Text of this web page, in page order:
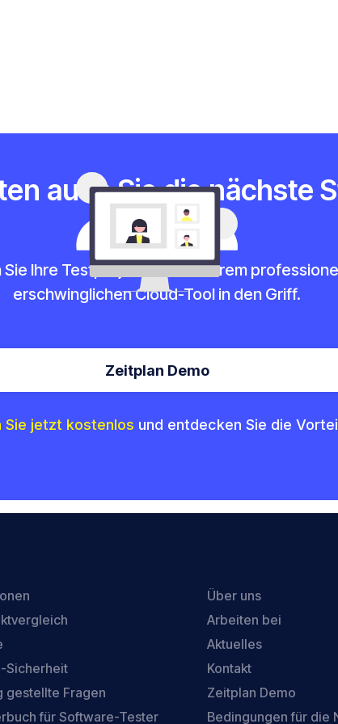
auch Sie die nächste
erreichen?
Sie Ihre Testprojekte mit unserem
erschwinglichen Cloud-Tool in den Griff.
Zeitplan Demo
Sie jetzt kostenlos und entdecken Sie die
Sicherheit
gestellte Fragen
für Software-Tester
Über uns
Arbeiten bei
Aktuelles
Kontakt
Zeitplan Demo
Bedingungen für die